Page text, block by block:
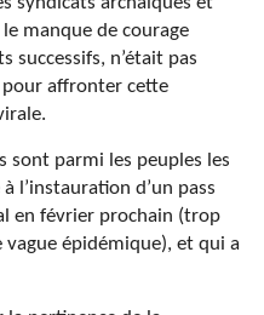
manque de courage
successifs, n’était pas
affronter cette
sont parmi les peuples les
l’instauration d’un pass
en février prochain (trop
épidémique), et qui a